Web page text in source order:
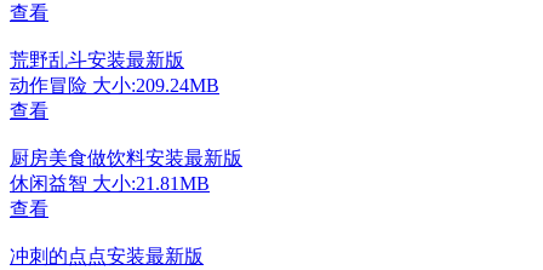
查看
荒野乱斗安装最新版
动作冒险 大小:209.24MB
查看
厨房美食做饮料安装最新版
休闲益智 大小:21.81MB
查看
冲刺的点点安装最新版